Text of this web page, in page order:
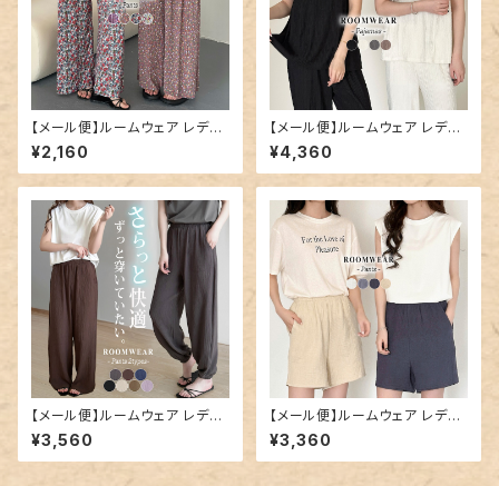
【メール便】ルームウェア レディ
ース ボトムス パンツ パジャマ／
roomwear273
¥2,160
【メール便】ルームウェア レディ
ース セットアップ パジャマ トッ
プス／roomwear282
¥4,360
【メール便】ルームウェア レディ
ース パンツ のみ ボトムス／ro
omwear283
¥3,560
【メール便】ルームウェア レディ
ース ボトムス ショートパンツ パ
ジャマ／roomwear284
¥3,360